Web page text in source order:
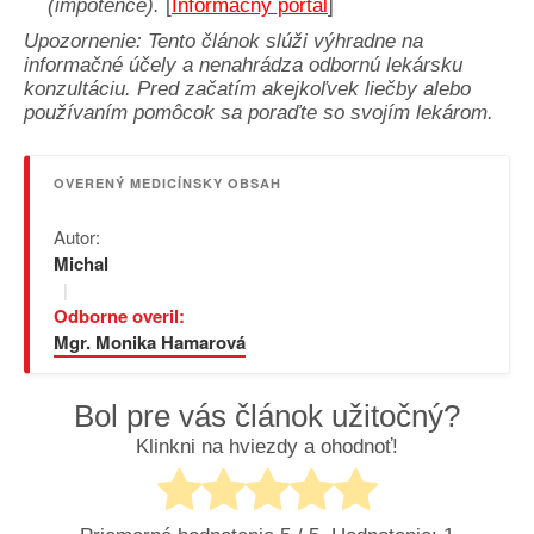
(impotence). Informačný portál
Upozornenie: Tento článok slúži výhradne na
informačné účely a nenahrádza odbornú lekársku
konzultáciu. Pred začatím akejkoľvek liečby alebo
používaním pomôcok sa poraďte so svojím lekárom.
OVERENÝ MEDICÍNSKY OBSAH
Autor:
Michal
|
Odborne overil:
Mgr. Monika Hamarová
Bol pre vás článok užitočný?
Klinkni na hviezdy a ohodnoť!